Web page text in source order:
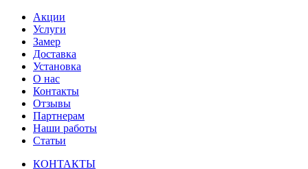
Акции
Услуги
Замер
Доставка
Установка
О нас
Контакты
Отзывы
Партнерам
Наши работы
Статьи
КОНТАКТЫ